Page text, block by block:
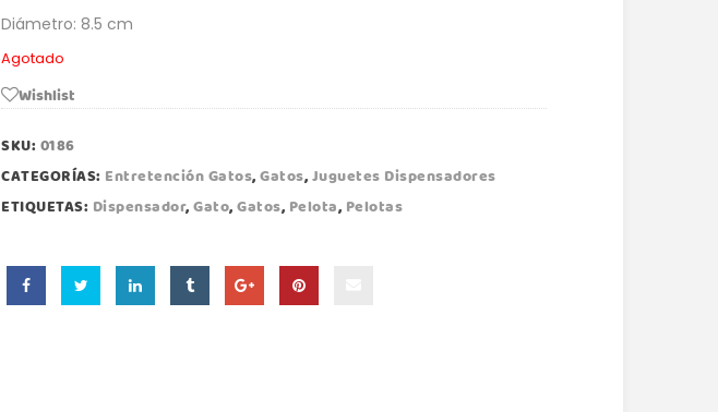
Diámetro: 8.5 cm
Agotado
Wishlist
SKU: 0186
CATEGORÍAS: Entretención Gatos,Gatos,Juguetes Dispensadores
ETIQUETAS: Dispensador,Gato,Gatos, Pelota, Pelotas